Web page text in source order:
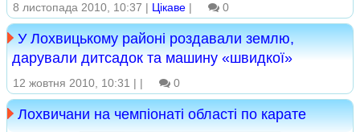
8 листопада 2010, 10:37 | Цікаве | 0
У Лохвицькому районі роздавали землю,
дарували дитсадок та машину «швидкої»
12 жовтня 2010, 10:31 | | 0
Лохвичани на чемпіонаті області по карате